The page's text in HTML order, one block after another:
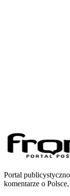
Portal
komentarze o